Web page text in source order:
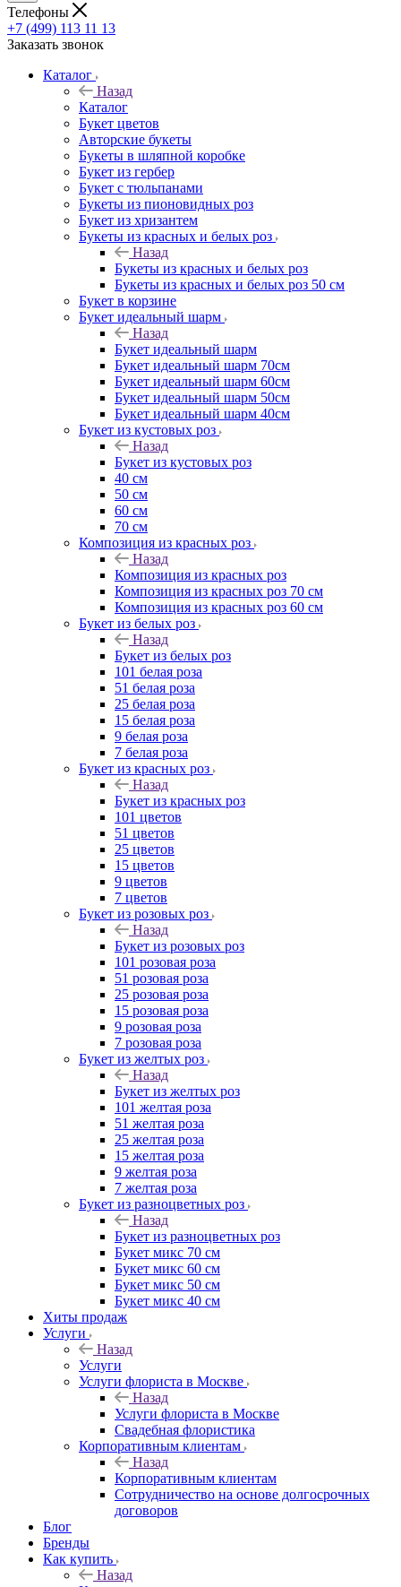
Телефоны
+7 (499) 113 11 13
Заказать звонок
Каталог
Назад
Каталог
Букет цветов
Авторские букеты
Букеты в шляпной коробке
Букет из гербер
Букет с тюльпанами
Букеты из пионовидных роз
Букет из хризантем
Букеты из красных и белых роз
Назад
Букеты из красных и белых роз
Букеты из красных и белых роз 50 см
Букет в корзине
Букет идеальный шарм
Назад
Букет идеальный шарм
Букет идеальный шарм 70см
Букет идеальный шарм 60см
Букет идеальный шарм 50см
Букет идеальный шарм 40см
Букет из кустовых роз
Назад
Букет из кустовых роз
40 см
50 см
60 см
70 см
Композиция из красных роз
Назад
Композиция из красных роз
Композиция из красных роз 70 см
Композиция из красных роз 60 см
Букет из белых роз
Назад
Букет из белых роз
101 белая роза
51 белая роза
25 белая роза
15 белая роза
9 белая роза
7 белая роза
Букет из красных роз
Назад
Букет из красных роз
101 цветов
51 цветов
25 цветов
15 цветов
9 цветов
7 цветов
Букет из розовых роз
Назад
Букет из розовых роз
101 розовая роза
51 розовая роза
25 розовая роза
15 розовая роза
9 розовая роза
7 розовая роза
Букет из желтых роз
Назад
Букет из желтых роз
101 желтая роза
51 желтая роза
25 желтая роза
15 желтая роза
9 желтая роза
7 желтая роза
Букет из разноцветных роз
Назад
Букет из разноцветных роз
Букет микс 70 см
Букет микс 60 см
Букет микс 50 см
Букет микс 40 см
Хиты продаж
Услуги
Назад
Услуги
Услуги флориста в Москве
Назад
Услуги флориста в Москве
Свадебная флористика
Корпоративным клиентам
Назад
Корпоративным клиентам
Сотрудничество на основе долгосрочных
договоров
Блог
Бренды
Как купить
Назад